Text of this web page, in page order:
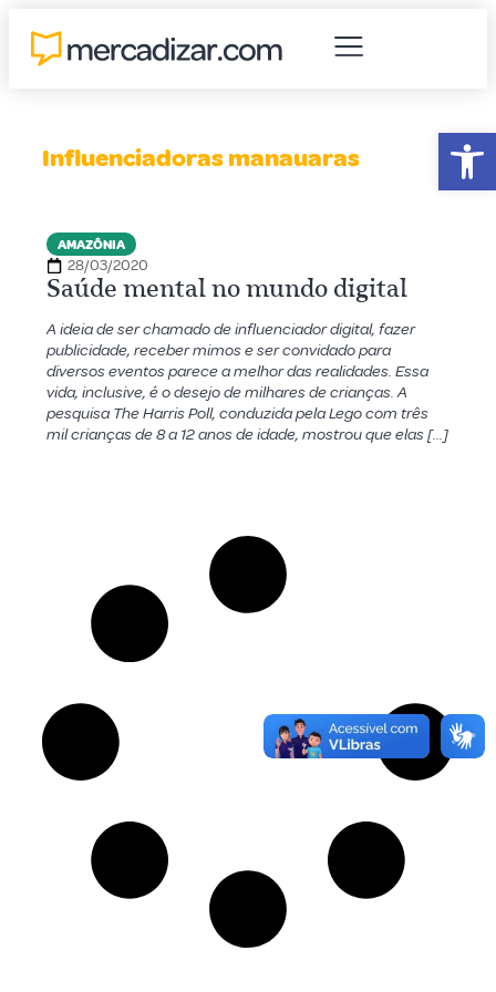
Influenciadoras manauaras
AMAZÔNIA
28/03/2020
Saúde mental no mundo digital
A ideia de ser chamado de influenciador digital, fazer
publicidade, receber mimos e ser convidado para
diversos eventos parece a melhor das realidades. Essa
vida, inclusive, é o desejo de milhares de crianças. A
pesquisa The Harris Poll, conduzida pela Lego com três
mil crianças de 8 a 12 anos de idade, mostrou que elas […]